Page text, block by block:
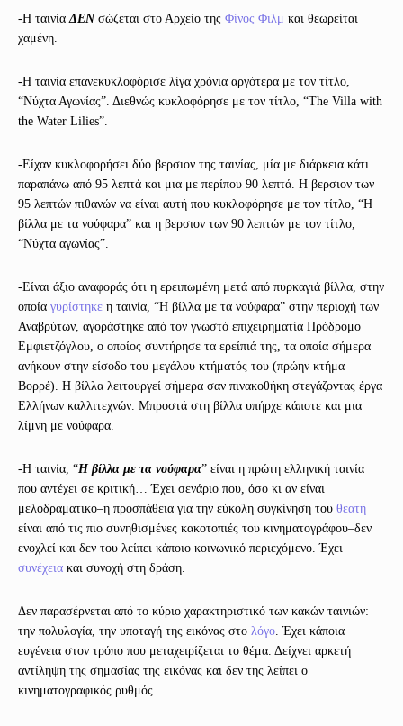
-Η ταινία ΔΕΝσώζεται στο Αρχείο της Φίνος Φιλμ και θεωρείται
χαμένη.
-Η ταινία επανεκυκλοφόρισε λίγα χρόνια αργότερα με τον τίτλο,
“Νύχτα Αγωνίας”. Διεθνώς κυκλοφόρησε με τον τίτλο, “The Villa with
the Water Lilies”.
-Είχαν κυκλοφορήσει δύο βερσιον της ταινίας, μία με διάρκεια κάτι
παραπάνω από 95 λεπτά και μια με περίπου 90 λεπτά. Η βερσιον των
95 λεπτών πιθανών να είναι αυτή που κυκλοφόρησε με τον τίτλο, “Η
βίλλα με τα νούφαρα” και η βερσιον των 90 λεπτών με τον τίτλο,
“Νύχτα αγωνίας”.
-Είναι άξιο αναφοράς ότι η ερειπωμένη μετά από πυρκαγιά βίλλα, στην
οποία γυρίστηκε η ταινία, “Η βίλλα με τα νούφαρα” στην περιοχή των
Αναβρύτων, αγοράστηκε από τον γνωστό επιχειρηματία Πρόδρομο
Εμφιετζόγλου, ο οποίος συντήρησε τα ερείπιά της, τα οποία σήμερα
ανήκουν στην είσοδο του μεγάλου κτήματός του (πρώην κτήμα
Βορρέ). Η βίλλα λειτουργεί σήμερα σαν πινακοθήκη στεγάζοντας έργα
Ελλήνων καλλιτεχνών. Μπροστά στη βίλλα υπήρχε κάποτε και μια
λίμνη με νούφαρα.
-Η ταινία, “Η βίλλα με τα νούφαρα” είναι η πρώτη ελληνική ταινία
που αντέχει σε κριτική… Έχει σενάριο που, όσο κι αν είναι
μελοδραματικό–η προσπάθεια για την εύκολη συγκίνηση του θεατή
είναι από τις πιο συνηθισμένες κακοτοπιές του κινηματογράφου–δεν
ενοχλεί και δεν του λείπει κάποιο κοινωνικό περιεχόμενο. Έχει
συνέχεια και συνοχή στη δράση.
Δεν παρασέρνεται από το κύριο χαρακτηριστικό των κακών ταινιών:
την πολυλογία, την υποταγή της εικόνας στο λόγο . Έχει κάποια
ευγένεια στον τρόπο που μεταχειρίζεται το θέμα. Δείχνει αρκετή
αντίληψη της σημασίας της εικόνας και δεν της λείπει ο
κινηματογραφικός ρυθμός.